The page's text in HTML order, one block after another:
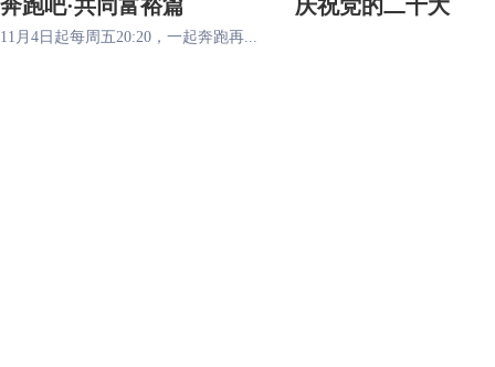
奔跑吧·共同富裕篇
11月4日起每周五20:20，一起奔跑再...
庆祝党的二十大